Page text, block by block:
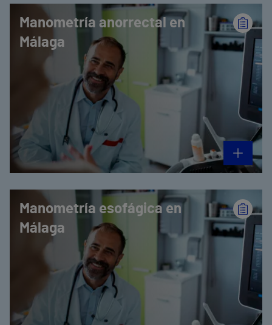
Manometría anorrectal en
Málaga
Manometría esofágica en
Málaga